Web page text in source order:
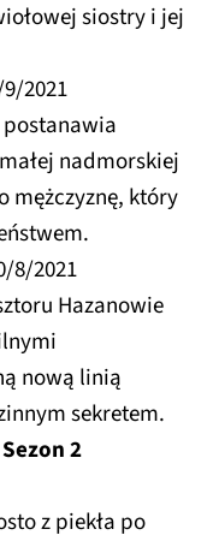
siostry i jej
2021
nadmorskiej
mężczyznę, który
8/2021
Hazanowie
nową linią
sekretem.
2
z piekła po